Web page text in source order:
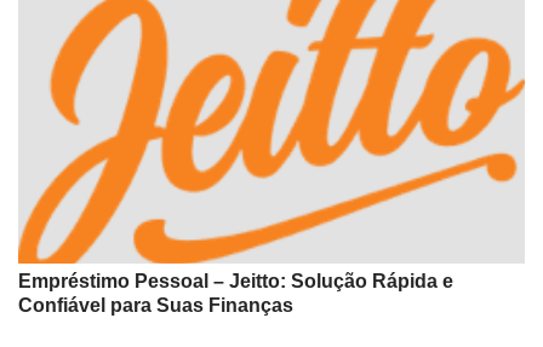
Empréstimo Pessoal – Jeitto: Solução Rápida e
Confiável para Suas Finanças